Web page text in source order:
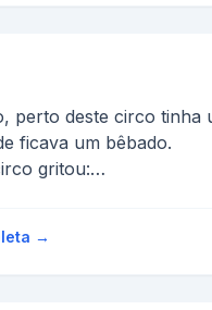
perto deste circo tinha
ficava um bêbado.
gritou:
→